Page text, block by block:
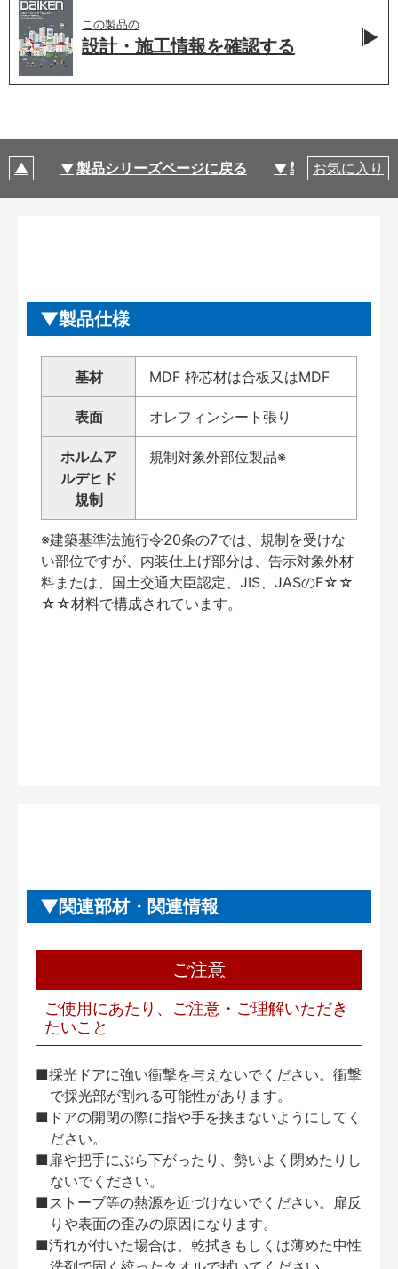
この製品の
設計・施工情報を確認する
製品シリーズページに戻る 製品仕様
お気に入り
製品仕様
基材 MDF 枠芯材は合板又はMDF
表面 オレフィンシート張り
ホルムア
ルデヒド
規制
規制対象外部位製品※
※建築基準法施行令20条の7では、規制を受けな
い部位ですが、内装仕上げ部分は、告示対象外材
料または、国土交通大臣認定、JIS、JASのF☆☆
☆☆材料で構成されています。
関連部材・関連情報
ご注意
ご使用にあたり、ご注意・ご理解いただき
たいこと
■採光ドアに強い衝撃を与えないでください。衝撃
で採光部が割れる可能性があります。
■ドアの開閉の際に指や手を挟まないようにしてく
ださい。
■扉や把手にぶら下がったり、勢いよく閉めたりし
ないでください。
■ストーブ等の熱源を近づけないでください。扉反
りや表面の歪みの原因になります。
■汚れが付いた場合は、乾拭きもしくは薄めた中性